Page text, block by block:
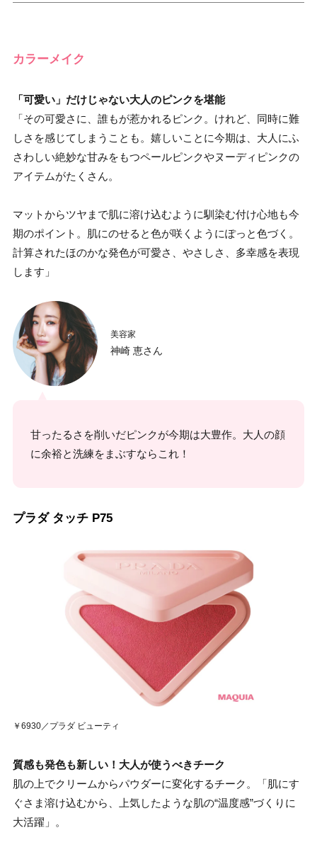
カラーメイク
「可愛い」だけじゃない大人のピンクを堪能
「その可愛さに、誰もが惹かれるピンク。けれど、同時に難
しさを感じてしまうことも。嬉しいことに今期は、大人にふ
さわしい絶妙な甘みをもつペールピンクやヌーディピンクの
アイテムがたくさん。
マットからツヤまで肌に溶け込むように馴染む付け心地も今
期のポイント。肌にのせると色が咲くようにぽっと色づく。
計算されたほのかな発色が可愛さ、やさしさ、多幸感を表現
します」
美容家
神崎 恵さん
甘ったるさを削いだピンクが今期は大豊作。大人の顔
に余裕と洗練をまぶすならこれ！
プラダ タッチ P75
￥6930／プラダ ビューティ
質感も発色も新しい！大人が使うべきチーク
肌の上でクリームからパウダーに変化するチーク。「肌にす
ぐさま溶け込むから、上気したような肌の“温度感”づくりに
大活躍」。